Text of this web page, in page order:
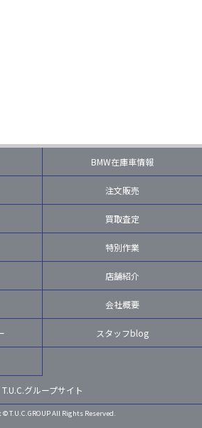
BMW在庫車情報
注文販売
買取査定
特別作業
店舗紹介
会社概要
スタッフblog
T.U.C.グループサイト
T.U.C.GROUP All Rights Reserved.